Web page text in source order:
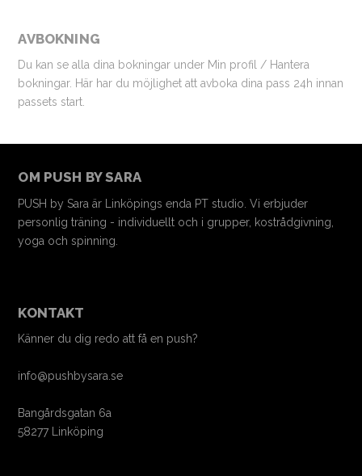
AVBOKNING
Du kan se alla dina bokningar under Min profil / Hantera
bokningar. Här har du möjlighet att avboka dina pass 24h innan
passets start.
OM PUSH BY SARA
PUSH by Sara är Linköpings enda PT studio. Vi erbjuder
personlig träning - individuellt och i grupper, kostrådgivning,
yoga och spinning.
KONTAKT
Känner du dig redo att få en push?
info@pushbysara.se
Bangårdsgatan 6a
58277 Linköping